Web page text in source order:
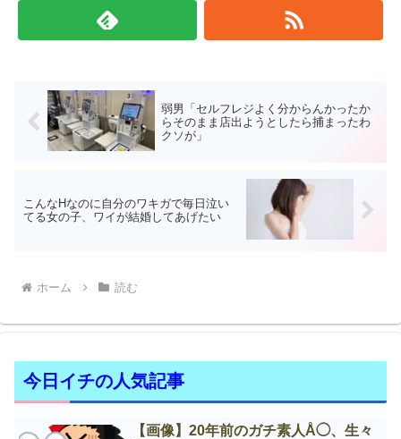
弱男「セルフレジよく分からんかったか
らそのまま店出ようとしたら捕まったわ
クソが」
こんなHなのに自分のワキガで毎日泣い
てる女の子、ワイが結婚してあげたい
ホーム 読む
今日イチの人気記事
【画像】20年前のガチ素人Å◯、生々